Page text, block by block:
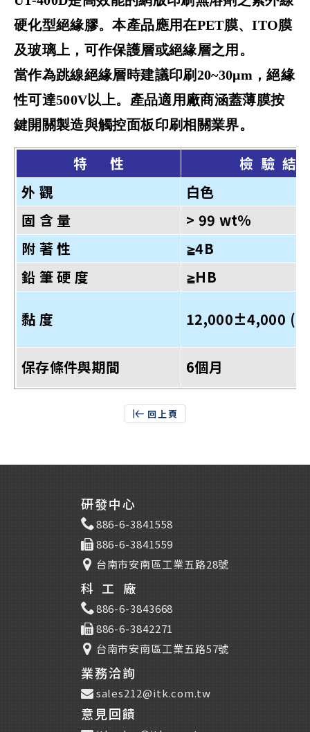
硬化型絕緣膠。本產品應用在PET膜、ITO膜
及玻璃上，可作保護層或絕緣層之用。
當作為跳線絕緣層時建議印刷20~30μm，絕緣
性可達500V以上。產品適用廠商涵蓋薄膜按
鍵開關製造與觸控面板印刷相關業界。
特 性
檢 驗 結
外 觀
白色
固 含 量
> 99 wt%
附 著 性 ≧4B
鉛 筆硬 度 ≧HB
黏 度 12,000±4,000
保存條件與期間 6個月
回上頁
研發中心
886-6-3841558
886-6-3841559
台南市安南區工業五路28號
科工廠
886-6-3843668
886-6-3842271
台南市安南區工業五路57號
業務洽詢
sales212@itk.com.tw
意見回饋